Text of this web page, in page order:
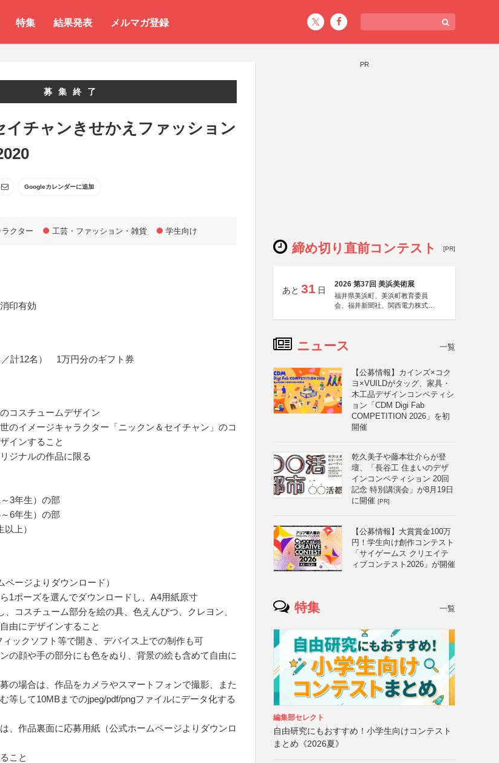
特集 結果発表 メルマガ登録
募集終了
イチャンきせかえファッション
Googleカレンダーに追加
クター 工芸・ファッション・雑貨 学生向け
印有効
計12名） 1万円分のギフト券
コスチュームデザイン
のイメージキャラクター「ニックン＆セイチャン」のコ
インすること
ジナルの作品に限る
3年生）の部
6年生）の部
上）
ージよりダウンロード）
1ポーズを選んでダウンロードし、A4用紙原寸
、コスチューム部分を絵の具、色えんぴつ、クレヨン、
由にデザインすること
ックソフト等で開き、デバイス上での制作も可
の顔や手の部分にも色をぬり、背景の絵も含めて自由に
の場合は、作品をカメラやスマートフォンで撮影、また
等して10MBまでのjpeg/pdf/pngファイルにデータ化する
、作品裏面に応募用紙（公式ホームページよりダウンロ
こと
PR
締め切り直前コンテスト [PR]
あと 31 日
2026 第37回 美浜美術展
福井県美浜町、美浜町教育委員
会、福井新聞社、関西電力株式会
ニュース 一覧
【公募情報】カインズ×コク
ヨ×VUILDがタッグ、家具・
木工品デザインコンペティシ
ョン「CDM Digi Fab
COMPETITION 2026」を初
開催
乾久美子や藤本壮介らが登
壇、「長谷工 住まいのデザ
インコンペティション 20回
記念 特別講演会」が8月19日
に開催 [PR]
【公募情報】大賞賞金100万
円！学生向け創作コンテスト
「サイゲームス クリエイテ
ィブコンテスト2026」が開催
特集 一覧
編集部セレクト
自由研究にもおすすめ！小学生向けコンテスト
まとめ《2026夏》